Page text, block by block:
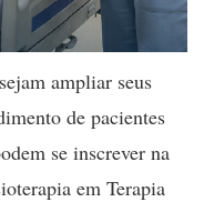
ampliar seus
de pacientes
se inscrever na
em Terapia